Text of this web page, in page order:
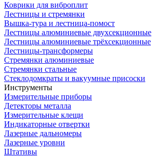
Коврики для виброплит
Лестницы и стремянки
Вышка-тура и лестница-помост
Лестницы алюминиевые двухсекционные
Лестницы алюминиевые трёхсекционные
Лестницы-трансформеры
Стремянки алюминиевые
Стремянки стальные
Стеклодомкраты и вакуумные присоски
Инструменты
Измерительные приборы
Детекторы металла
Измерительные клещи
Индикаторные отвертки
Лазерные дальномеры
Лазерные уровни
Штативы